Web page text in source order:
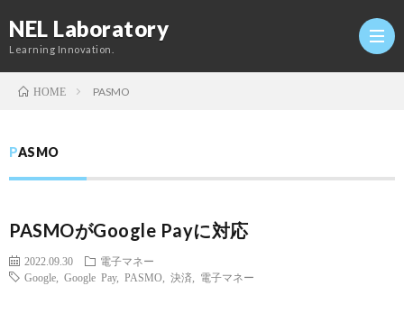
NEL Laboratory
Learning Innovation.
研
HOME PASMO
PASMO
PASMOがGoogle Payに対応
2022.09.30
電子マネー
Google
Google Pay, PASMO 決済 電子マネー